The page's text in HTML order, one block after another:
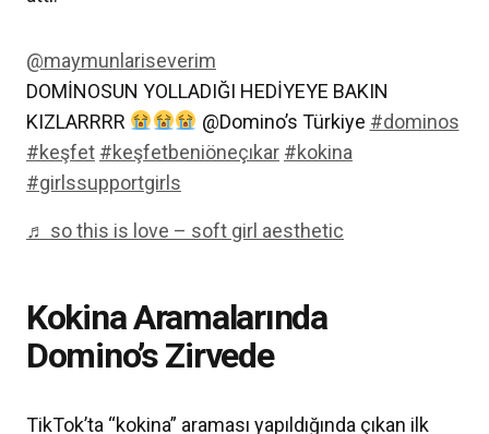
@maymunlariseverim
DOMİNOSUN YOLLADIĞI HEDİYEYE BAKIN
KIZLARRRR
@Domino’s Türkiye #dominos
#keşfet #keşfetbeniöneçıkar #kokina
#girlssupportgirls
♬ so this is love – soft girl aesthetic
Kokina Aramalarında
Domino’s Zirvede
TikTok’ta “kokina” araması yapıldığında çıkan ilk